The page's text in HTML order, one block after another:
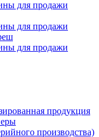
для продажи
для продажи
для продажи
продукция
производства)